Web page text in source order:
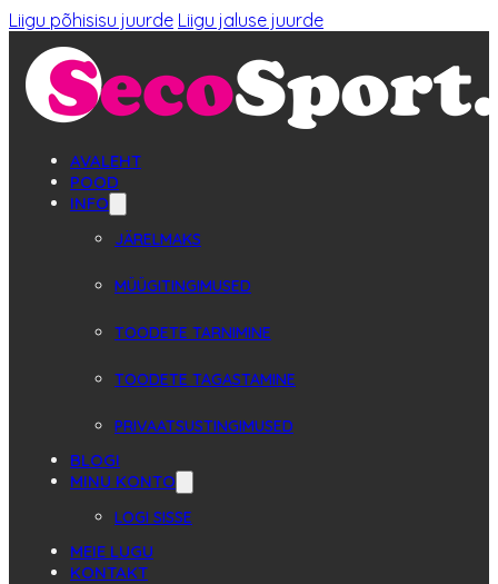
Liigu põhisisu juurde Liigu jaluse juurde
AVALEHT
POOD
INFO
JÄRELMAKS
MÜÜGITINGIMUSED
TOODETE TARNIMINE
TOODETE TAGASTAMINE
PRIVAATSUSTINGIMUSED
BLOGI
MINU KONTO
LOGI SISSE
MEIE LUGU
KONTAKT